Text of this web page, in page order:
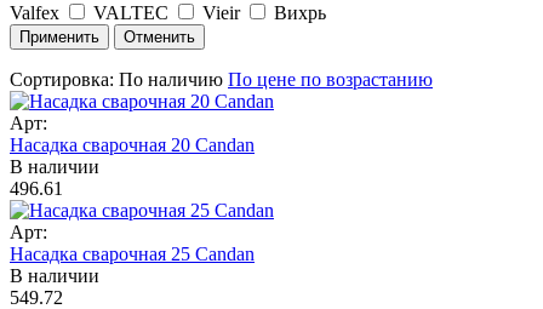
Valfex
VALTEC Vieir Вихрь
Сортировка: По наличию По цене по возрастанию
Арт:
Насадка сварочная 20 Candan
В наличии
496.61
Арт:
Насадка сварочная 25 Candan
В наличии
549.72